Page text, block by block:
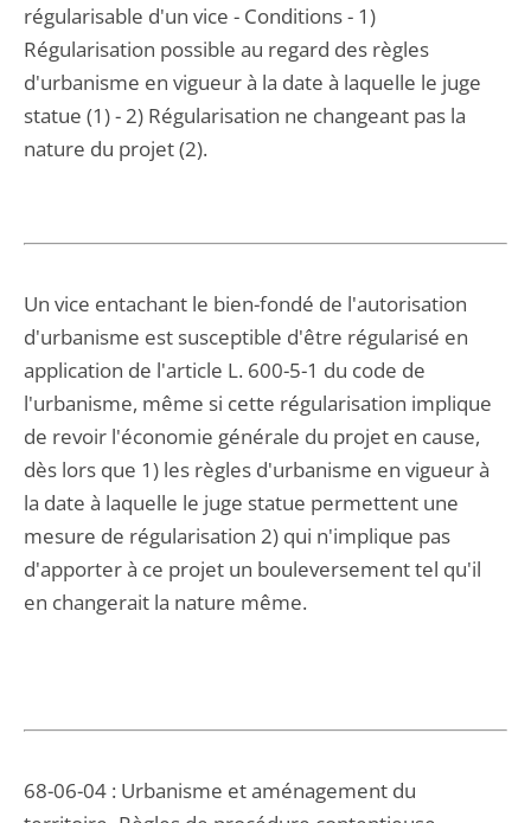
régularisable d'un vice - Conditions - 1)
Régularisation possible au regard des règles
d'urbanisme en vigueur à la date à laquelle le juge
statue (1) - 2) Régularisation ne changeant pas la
nature du projet (2).
Un vice entachant le bien-fondé de l'autorisation
d'urbanisme est susceptible d'être régularisé en
application de l'article L. 600-5-1 du code de
l'urbanisme, même si cette régularisation implique
de revoir l'économie générale du projet en cause,
dès lors que 1) les règles d'urbanisme en vigueur à
la date à laquelle le juge statue permettent une
mesure de régularisation 2) qui n'implique pas
d'apporter à ce projet un bouleversement tel qu'il
en changerait la nature même.
68-06-04 : Urbanisme et aménagement du